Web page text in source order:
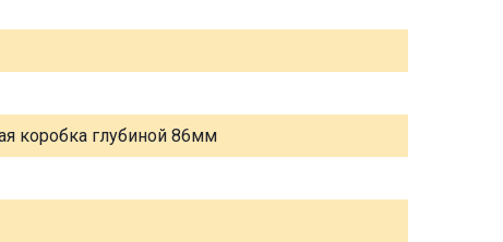
коробка глубиной 86мм